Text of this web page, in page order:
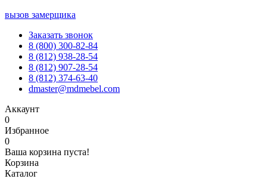
вызов замерщика
Заказать звонок
8 (800) 300-82-84
8 (812) 938-28-54
8 (812) 907-28-54
8 (812) 374-63-40
dmaster@mdmebel.com
Аккаунт
0
Избранное
0
Ваша корзина пуста!
Корзина
Каталог